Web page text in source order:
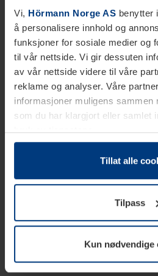
Vi, Hörmann Norge AS benytter
å personalisere innhold og
funksjoner for sosiale medier og
til vår nettside. Vi gir dessuten
av vår nettside videre til våre
reklame og analyser. Våre
informasjoner muligens sammen
som du har klargjort eller samlet
bruk av tjenestene.
Etter loven kan vi lagre
datamaskin, hvis disse er
trenger vi din tillatelse. Du kan
tilbakekalle ditt samtykke i
informasjonskapselen på siden
Tillat alle
Tilpass
Kun nødvendige